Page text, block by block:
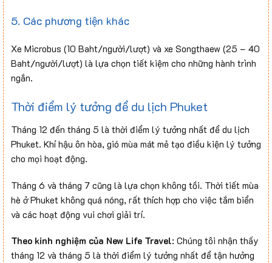
5. Các phương tiện khác
Xe Microbus (10 Baht/người/lượt) và xe Songthaew (25 – 40
Baht/người/lượt) là lựa chọn tiết kiệm cho những hành trình
ngắn.
Thời điểm lý tưởng để du lịch Phuket
Tháng 12 đến tháng 5 là thời điểm lý tưởng nhất để du lịch
Phuket. Khí hậu ôn hòa, gió mùa mát mẻ tạo điều kiện lý tưởng
cho mọi hoạt động.
Tháng 6 và tháng 7 cũng là lựa chọn không tồi. Thời tiết mùa
hè ở Phuket không quá nóng, rất thích hợp cho việc tắm biển
và các hoạt động vui chơi giải trí.
Theo kinh nghiệm của New Life Travel: Chúng tôi nhận thấy
tháng 12 và tháng 5 là thời điểm lý tưởng nhất để tận hưởng